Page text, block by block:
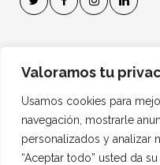
Valoramos tu
Usamos cookies para
navegación, mostrarle
personalizados y analizar
“Aceptar todo” usted da